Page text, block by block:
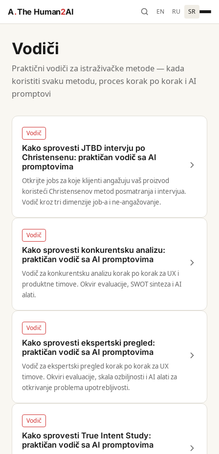
A.The Human2AI EN RU SR
Vodiči
Praktični vodiči za istraživačke metode — kada
koristiti svaku metodu, proces korak po korak i AI
promptovi
Vodič
Kako sprovesti JTBD intervju po
Christensenu: praktičan vodič sa AI
promptovima
Otkrijte jobs za koje klijenti angažuju vaš proizvod
koristeći Christensenov metod posmatranja i intervjua.
Vodič kroz tri dimenzije job-a i ne-angažovanje.
Vodič
Kako sprovesti konkurentsku analizu:
praktičan vodič sa AI promptovima
Vodič za konkurentsku analizu korak po korak za UX i
produktne timove. Okvir evaluacije, SWOT sinteza i AI
alati.
Vodič
Kako sprovesti ekspertski pregled:
praktičan vodič sa AI promptovima
Vodič za ekspertski pregled korak po korak za UX
timove. Okviri evaluacije, skala ozbiljnosti i AI alati za
otkrivanje problema upotrebljivosti.
Vodič
Kako sprovesti True Intent Study:
praktičan vodič sa AI promptovima